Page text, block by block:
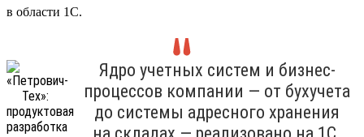
в области 1С.
Ядро учетных систем и бизнес-
процессов компании — от бухучета
до системы адресного хранения